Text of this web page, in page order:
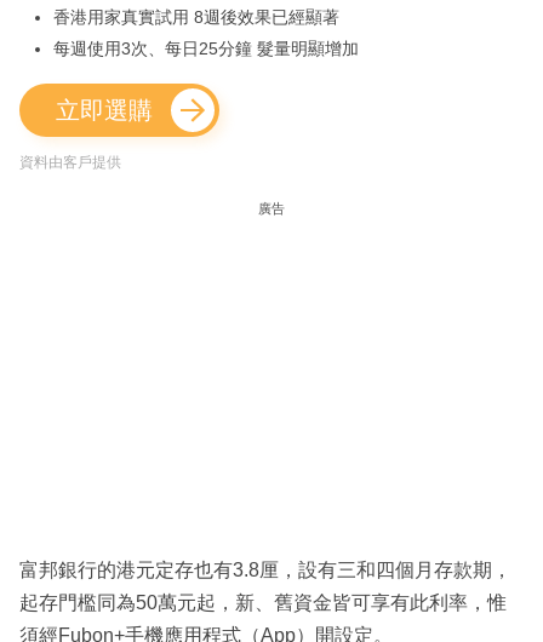
香港用家真實試用 8週後效果已經顯著
每週使用3次、每日25分鐘 髮量明顯增加
立即選購
資料由客戶提供
廣告
富邦銀行的港元定存也有3.8厘，設有三和四個月存款期，
起存門檻同為50萬元起，新、舊資金皆可享有此利率，惟
須經Fubon+手機應用程式（App）開設定。